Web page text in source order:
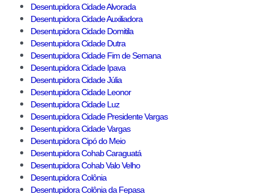
Desentupidora Cidade Alvorada
Desentupidora Cidade Auxiliadora
Desentupidora Cidade Domitila
Desentupidora Cidade Dutra
Desentupidora Cidade Fim de Semana
Desentupidora Cidade Ipava
Desentupidora Cidade Júlia
Desentupidora Cidade Leonor
Desentupidora Cidade Luz
Desentupidora Cidade Presidente Vargas
Desentupidora Cidade Vargas
Desentupidora Cipó do Meio
Desentupidora Cohab Caraguatá
Desentupidora Cohab Valo Velho
Desentupidora Colônia
Desentupidora Colônia da Fepasa